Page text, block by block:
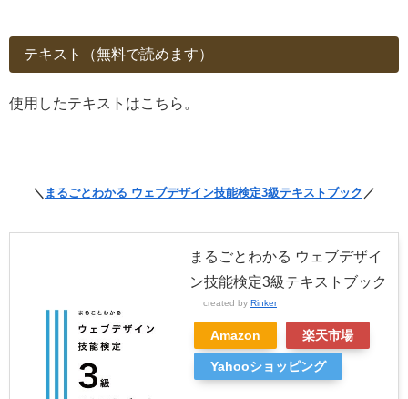
テキスト（無料で読めます）
使用したテキストはこちら。
＼ まるごとわかる ウェブデザイン技能検定3級テキストブック ／
まるごとわかる ウェブデザイ
ン技能検定3級テキストブック
created by Rinker
Amazon 楽天市場
Yahooショッピング